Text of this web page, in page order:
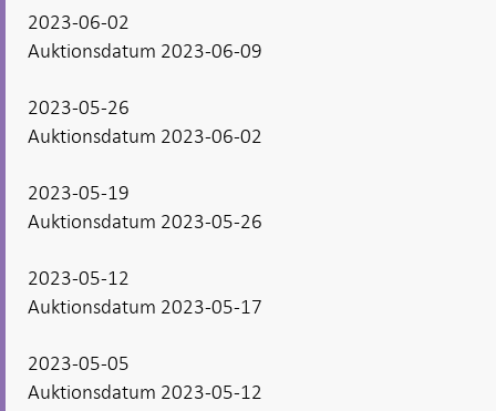
2023-06-02
Auktionsdatum 2023-06-09
2023-05-26
Auktionsdatum 2023-06-02
2023-05-19
Auktionsdatum 2023-05-26
2023-05-12
Auktionsdatum 2023-05-17
2023-05-05
Auktionsdatum 2023-05-12